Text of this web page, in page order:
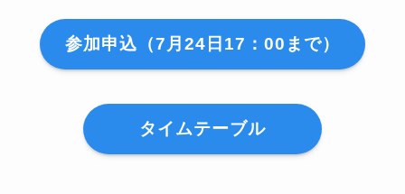
参加申込（7月24日17：00まで）
タイムテーブル